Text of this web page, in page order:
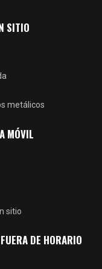
SITIO
metálicos
MÓVIL
sitio
DE HORARIO